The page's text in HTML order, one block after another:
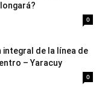
0
de la línea de
– Yaracuy
0